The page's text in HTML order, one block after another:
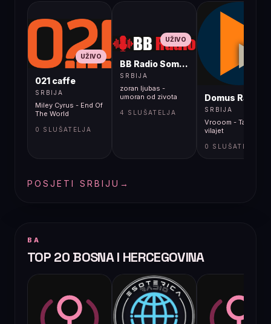
UŽIVO
021 caffe
SRBIJA
Miley Cyrus - End Of
The World
0 SLUŠATELJA
UŽIVO
BB Radio Sombor
SRBIJA
zoran ljubas -
umoran od zivota
4 SLUŠATELJA
Domus Radio
SRBIJA
Vrooom - Tamni
vilajet
0 SLUŠATELJA
POSJETI SRBIJU →
BA
TOP 20 BOSNA I HERCEGOVINA